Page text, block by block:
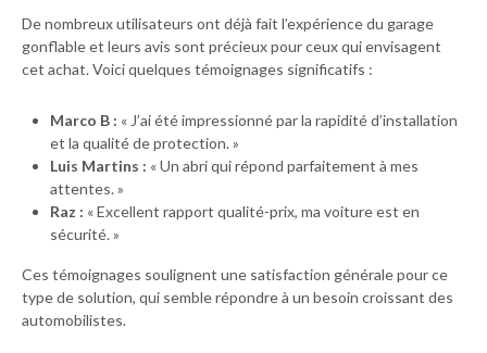
De nombreux utilisateurs ont déjà fait l’expérience du garage
gonflable et leurs avis sont précieux pour ceux qui envisagent
cet achat. Voici quelques témoignages significatifs :
Marco B : « J’ai été impressionné par la rapidité d’installation
et la qualité de protection. »
Luis Martins : « Un abri qui répond parfaitement à mes
attentes. »
Raz : « Excellent rapport qualité-prix, ma voiture est en
sécurité. »
Ces témoignages soulignent une satisfaction générale pour ce
type de solution, qui semble répondre à un besoin croissant des
automobilistes.